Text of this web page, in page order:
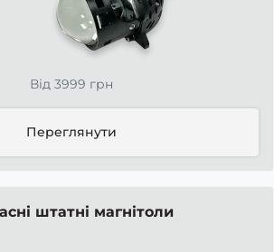
Від 3999 грн
Переглянути
штатні магнітоли